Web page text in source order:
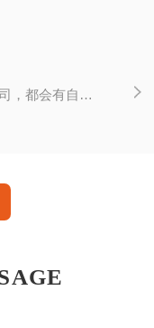
不管是什么行业，什么类型的企业公司，都会有自己的网站。在这个互联网技术飞速发展的时代。网站建设已经成为网络发展的重要组成部分。站长做网站要注意哪些方面？如何建设网站才能有效运营和推广？我们在建设的时候需要注意的..个问题就是域名的选择。选择域名时，简短好记是基本要求。如果要推广产品，..在域名中包含主要产品的关键词。如